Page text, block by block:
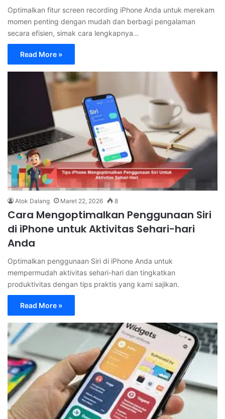
Optimalkan fitur screen recording iPhone Anda untuk merekam
momen penting dengan mudah dan berbagi pengalaman
secara efisien, simak cara lengkapnya…
Read More »
Atok Dalang Maret 22, 2026 8
Cara Mengoptimalkan Penggunaan Siri
di iPhone untuk Aktivitas Sehari-hari
Anda
Optimalkan penggunaan Siri di iPhone Anda untuk
mempermudah aktivitas sehari-hari dan tingkatkan
produktivitas dengan tips praktis yang kami sajikan.
Read More »